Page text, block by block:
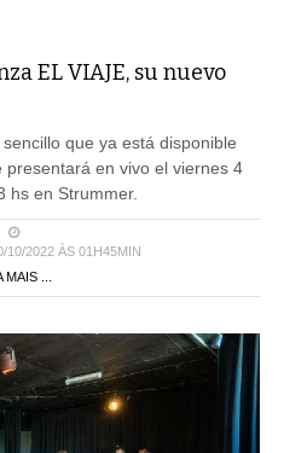
EL VIAJE, su nuevo
que ya está disponible
en vivo el viernes 4
hs en Strummer.
10/2022 ÀS 01H45MIN
MAIS ...